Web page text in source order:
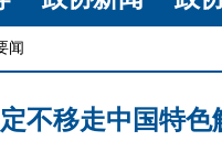
闻
不移走中国特